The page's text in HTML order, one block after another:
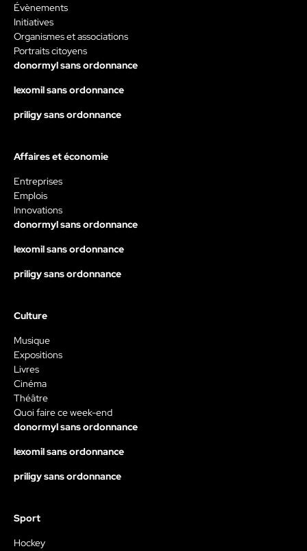
Évènements
Initiatives
Organismes et associations
Portraits citoyens
donormyl sans ordonnance
lexomil sans ordonnance
priligy sans ordonnance
Affaires et économie
Entreprises
Emplois
Innovations
donormyl sans ordonnance
lexomil sans ordonnance
priligy sans ordonnance
Culture
Musique
Expositions
Livres
Cinéma
Théâtre
Quoi faire ce week-end
donormyl sans ordonnance
lexomil sans ordonnance
priligy sans ordonnance
Sport
Hockey